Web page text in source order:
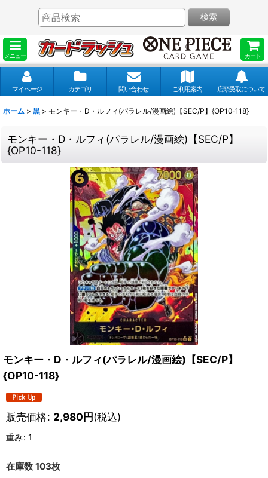
メニュー カート
検索
マイページ カテゴリ 問い合わせ ご利用案内 店頭受取について
ホーム > 黒 > モンキー・D・ルフィ(パラレル/漫画絵)【SEC/P】{OP10-118}
モンキー・D・ルフィ(パラレル/漫画絵)【SEC/P】
{OP10-118}
モンキー・D・ルフィ(パラレル/漫画絵)【SEC/P】
{OP10-118}
販売価格: 2,980円(税込)
重み: 1
在庫数 103枚